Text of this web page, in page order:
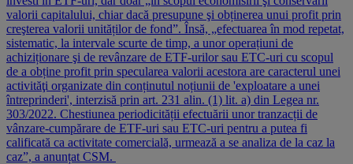
valorii capitalului, chiar dacă presupune şi obținerea unui profit prin
creşterea valorii unităților de fond”. Însă, „efectuarea în mod repetat,
sistematic, la intervale scurte de timp, a unor operațiuni de
achiziționare şi de revânzare de ETF-urilor sau ETC-uri cu scopul
de a obține profit prin specularea valorii acestora are caracterul unei
activităţi organizate din conținutul noțiunii de 'exploatare a unei
întreprinderi', interzisă prin art. 231 alin. (1) lit. a) din Legea nr.
303/2022. Chestiunea periodicității efectuării unor tranzacții de
vânzare-cumpărare de ETF-uri sau ETC-uri pentru a putea fi
calificată ca activitate comercială, urmează a se analiza de la caz la
caz”, a anunțat CSM.